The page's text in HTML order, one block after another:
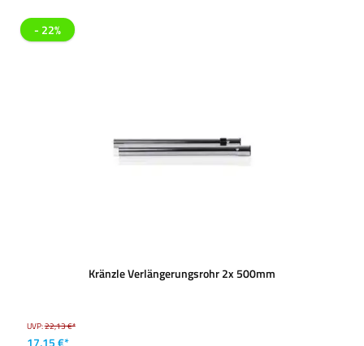
- 22%
Kränzle Verlängerungsrohr 2x 500mm
UVP:22,13 €*